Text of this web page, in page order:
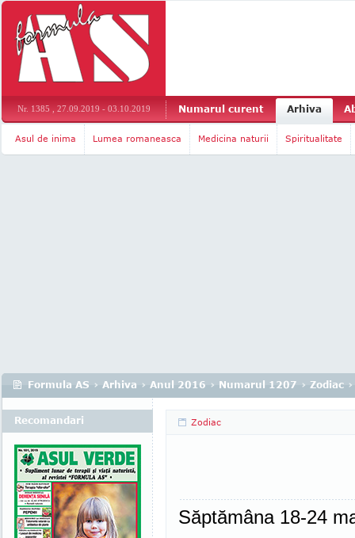
Nr. 1385 , 27.09.2019 - 03.10.2019 Numarul curent Arhiva
Asul de inima Lumea romaneasca Medicina naturii Spiritualitate
Formula AS › Arhiva › Anul 2016 › Numarul 1207 › Zodiac
Zodiac
Săptămâna 18-24
Recomandari